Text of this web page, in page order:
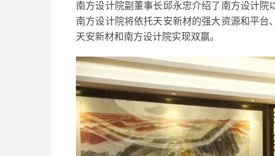
南方设计院副董事长邱永忠介绍了南方设计院
南方设计院将依托天安新材的强大资源和平
天安新材和南方设计院实现双赢。